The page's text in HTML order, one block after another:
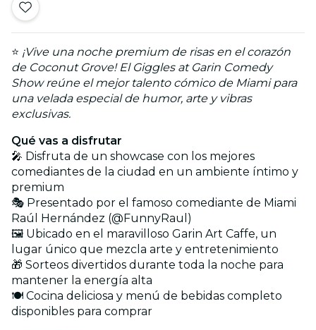
⭐ ¡Vive una noche premium de risas en el corazón
de Coconut Grove! El Giggles at Garin Comedy
Show reúne el mejor talento cómico de Miami para
una velada especial de humor, arte y vibras
exclusivas.
Qué vas a disfrutar
🎤 Disfruta de un showcase con los mejores
comediantes de la ciudad en un ambiente íntimo y
premium
🎭 Presentado por el famoso comediante de Miami
Raúl Hernández (@FunnyRaul)
🖼️ Ubicado en el maravilloso Garin Art Caffe, un
lugar único que mezcla arte y entretenimiento
🎁 Sorteos divertidos durante toda la noche para
mantener la energía alta
🍽️ Cocina deliciosa y menú de bebidas completo
disponibles para comprar